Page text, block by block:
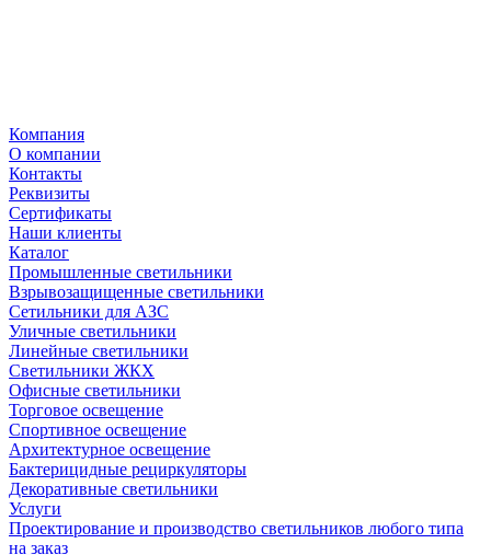
Компания
О компании
Контакты
Реквизиты
Сертификаты
Наши клиенты
Каталог
Промышленные светильники
Взрывозащищенные светильники
Сетильники для АЗС
Уличные светильники
Линейные светильники
Светильники ЖКХ
Офисные светильники
Торговое освещение
Спортивное освещение
Архитектурное освещение
Бактерицидные рециркуляторы
Декоративные светильники
Услуги
Проектирование и производство светильников любого типа
на заказ